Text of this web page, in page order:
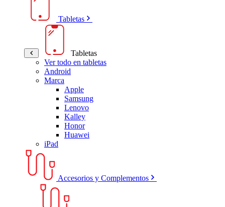
Tabletas
Tabletas
Ver todo en tabletas
Android
Marca
Apple
Samsung
Lenovo
Kalley
Honor
Huawei
iPad
Accesorios y Complementos